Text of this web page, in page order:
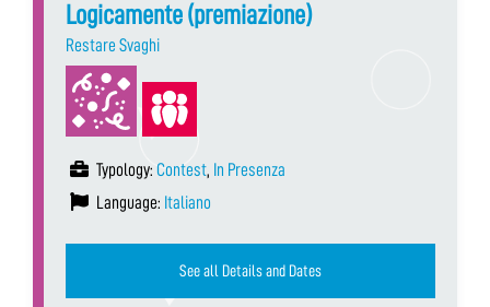
Logicamente (premiazione)
Restare Svaghi
Typology: Contest, In Presenza
Language: Italiano
See all Details and Dates